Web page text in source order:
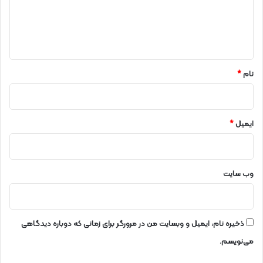
نام*
ایمیل*
وب‌ سایت
ذخیره نام، ایمیل و وبسایت من در مرورگر برای زمانی که دوباره دیدگاهی
می‌نویسم.